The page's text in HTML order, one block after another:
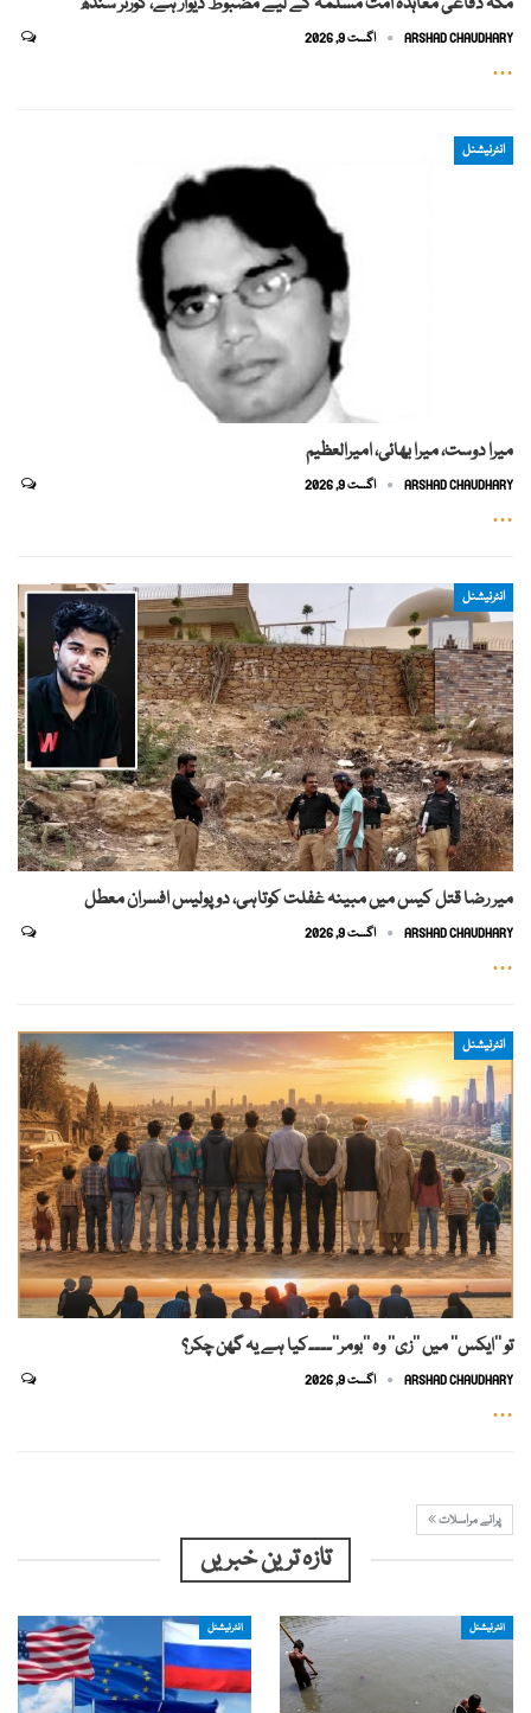
ARSHAD CHAUDHARY اگست 9, 2026
…
انٹرنیشنل
میرا دوست، میرا بھائی، امیرالعظیم
ARSHAD CHAUDHARY اگست 9, 2026
…
انٹرنیشنل
میر رضا قتل کیس میں مبینہ غفلت کوتاہی، دو پولیس افسران معطل
ARSHAD CHAUDHARY اگست 9, 2026
…
انٹرنیشنل
تو ’’ایکس‘‘ میں ’’زی‘‘ وہ ’’بومر‘‘۔۔۔۔کیا ہے یہ گھن چکر؟
ARSHAD CHAUDHARY اگست 9, 2026
…
پرانے مراسلات
تازہ ترین خبریں
انٹرنیشنل انٹرنیشنل